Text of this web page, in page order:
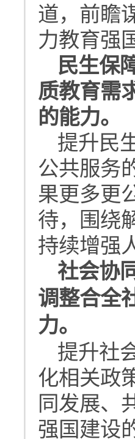
道，前瞻
力教育强
民生保
质教育需
的能力。
提升民
公共服务
果更多更
待，围绕
持续增强
社会协
调整合全
力。
提升社
化相关政
同发展、
强国建设